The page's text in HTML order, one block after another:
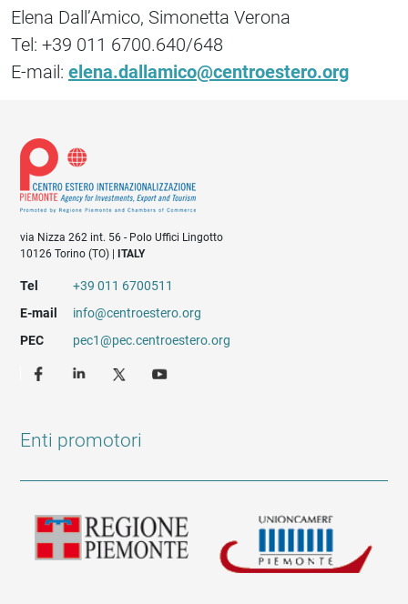
Elena Dall’Amico, Simonetta Verona
Tel: +39 011 6700.640/648
E-mail: elena.dallamico@centroestero.org
via Nizza 262 int. 56 - Polo Uffici Lingotto
10126 Torino (TO) |
ITALY
Tel
+39 011 6700511
E-mail
info@centroestero.org
PEC
pec1@pec.centroestero.org
Enti promotori